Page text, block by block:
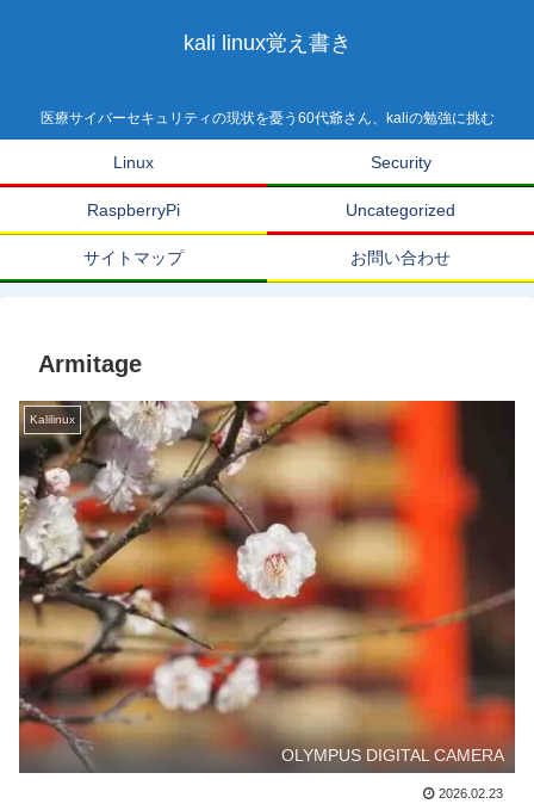
kali linux覚え書き
医療サイバーセキュリティの現状を憂う60代爺さん、kaliの勉強に挑む
Linux Security
RaspberryPi Uncategorized
サイトマップ お問い合わせ
Armitage
Kalilinux
OLYMPUS DIGITAL CAMERA
2026.02.23